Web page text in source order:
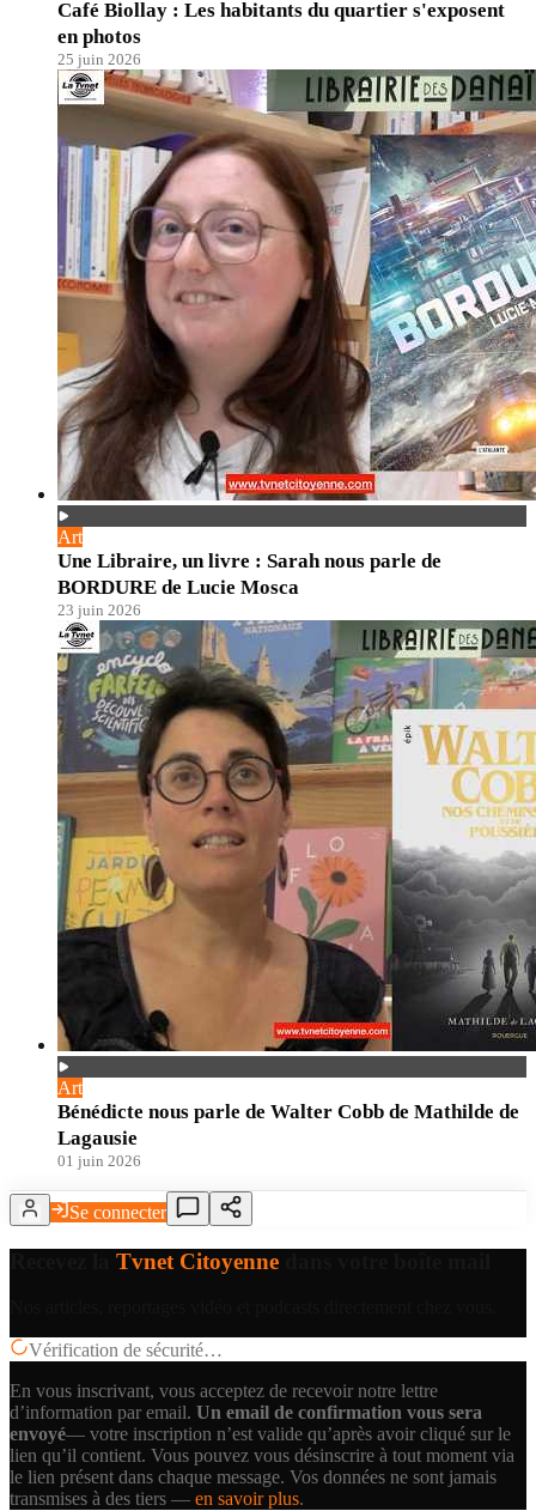
Café Biollay : Les habitants du quartier s'exposent
en photos
25 juin 2026
Art
Une Libraire, un livre : Sarah nous parle de
BORDURE de Lucie Mosca
23 juin 2026
Art
Bénédicte nous parle de Walter Cobb de Mathilde de
Lagausie
01 juin 2026
Se connecter
Tvnet Citoyenne
Vérification de sécurité…
En vous inscrivant, vous acceptez de recevoir notre lettre
d’information par email. Un email de confirmation vous sera
envoyé— votre inscription n’est valide qu’après avoir cliqué sur le
lien qu’il contient. Vous pouvez vous désinscrire à tout moment via
le lien présent dans chaque message. Vos données ne sont jamais
transmises à des tiers — en savoir plus.